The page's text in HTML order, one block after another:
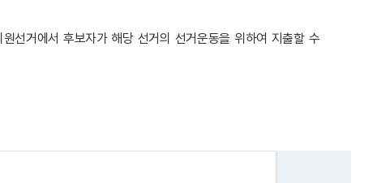
선거에서 후보자가 해당 선거의 선거운동을 위하여 지출할 수